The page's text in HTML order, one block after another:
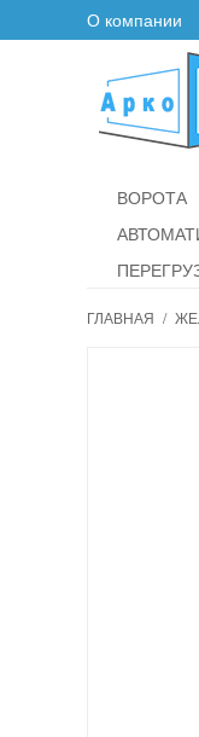
О компании
ВОРОТА
ГЛАВНАЯ /